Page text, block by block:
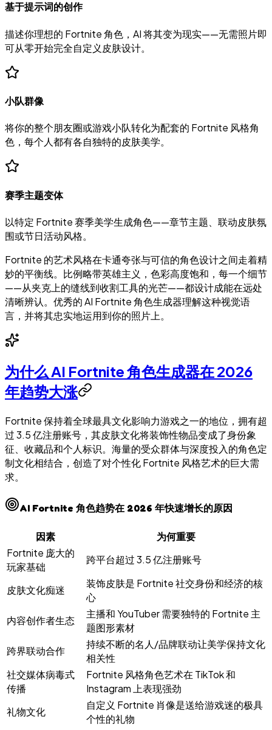
基于提示词的创作
描述你理想的 Fortnite 角色，AI 将其变为现实——无需照片即
可从零开始完全自定义皮肤设计。
小队群像
将你的整个朋友圈或游戏小队转化为配套的 Fortnite 风格角
色，每个人都有各自独特的皮肤美学。
赛季主题变体
以特定 Fortnite 赛季美学生成角色——章节主题、联动皮肤氛
围或节日活动风格。
Fortnite 的艺术风格在卡通夸张与可信的角色设计之间走着精
妙的平衡线。比例略带英雄主义，色彩高度饱和，每一个细节
——从夹克上的缝线到收割工具的光芒——都设计成能在远处
清晰辨认。优秀的 AI Fortnite 角色生成器理解这种视觉语
言，并将其忠实地运用到你的照片上。
为什么 AI Fortnite 角色生成器在 2026
年趋势大涨
Fortnite 保持着全球最具文化影响力游戏之一的地位，拥有超
过 3.5 亿注册账号，其皮肤文化将装饰性物品变成了身份象
征、收藏品和个人标识。海量的受众群体与深度投入的角色定
制文化相结合，创造了对个性化 Fortnite 风格艺术的巨大需
求。
AI Fortnite 角色趋势在 2026 年快速增长的原因
因素
为何重要
Fortnite 庞大的
玩家基础
跨平台超过 3.5 亿注册账号
皮肤文化痴迷
装饰皮肤是 Fortnite 社交身份和经济的核
心
内容创作者生态
主播和 YouTuber 需要独特的 Fortnite 主
题图形素材
跨界联动合作
持续不断的名人/品牌联动让美学保持文化
相关性
社交媒体病毒式
传播
Fortnite 风格角色艺术在 TikTok 和
Instagram 上表现强劲
礼物文化
自定义 Fortnite 肖像是送给游戏迷的极具
个性的礼物